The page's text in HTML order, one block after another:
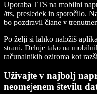
Uporaba TTS na mobilni
/tts, presledek in sporočilo.
bo pozdravil člane v
Po želji si lahko naložiš
strani. Deluje tako na
računalnikih oziroma kot
Uživajte v najbolj
neomejenem številu